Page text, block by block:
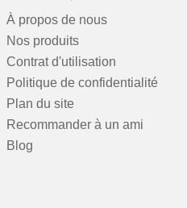
À propos de nous
Nos produits
Contrat d'utilisation
Politique de confidentialité
Plan du site
Recommander à un ami
Blog